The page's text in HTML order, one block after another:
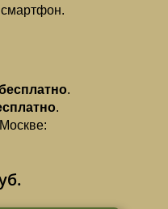
смартфон.
.
.